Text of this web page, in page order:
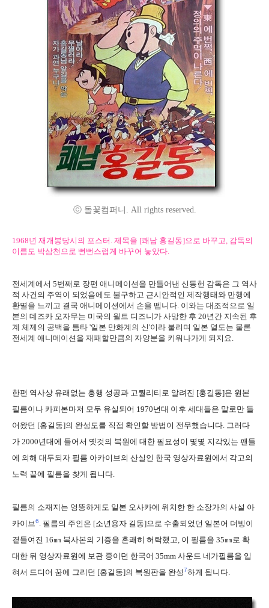
ⓒ 돌꽃컴퍼니. All rights reserved.
1968년 재개봉당시의 포스터. 제목을 [쾌남 홍길동]으로 바꾸고, 감독의
이름도 박삼천으로 뻔뻔스럽게 바꾸어 놓았다.
전세계에서 5번째로 장편 애니메이션을 만들어낸 신동헌 감독은 그 역사
적 사건의 주역이 되었음에도 불구하고 근시안적인 제작행태와 만행에
환멸을 느끼고 결국 애니메이션에서 손을 뗍니다. 이와는 대조적으로 일
본의 데즈카 오자무는 미국의 월트 디즈니가 사망한 후 20년간 지속된 후
계 체제의 공백을 틈타 '일본 만화계의 신'이라 불리며 일본 열도는 물론
전세계 애니메이션을 재패할만큼의 자양분을 키워나가게 되지요.
한편 역사상 유래없는 흥행 성공과 고퀄리티로 알려진 [홍길동]은 원본
필름이나 카피본마저 모두 유실되어 1970년대 이후 세대들은 말로만 들
어왔던 [홍길동]의 완성도를 직접 확인할 방법이 전무했습니다. 그러다
가 2000년대에 들어서 옛것의 복원에 대한 필요성이 몇몇 지각있는 팬들
에 의해 대두되자 필름 아카이브의 산실인 한국 영상자료원에서 각고의
노력 끝에 필름을 찾게 됩니다.
필름의 소재지는 엉뚱하게도 일본 오사카에 위치한 한 소장가의 사설 아
카이브6. 필름의 주인은 [소년용자 길동]으로 수출되었던 일본어 더빙이
곁들여진 16㎜ 복사본의 기증을 흔쾌히 허락했고, 이 필름을 35㎜로 확
대한 뒤 영상자료원에 보관 중이던 한국어 35mm 사운드 네가필름을 입
혀서 드디어 꿈에 그리던 [홍길동]의 복원판을 완성7하게 됩니다.